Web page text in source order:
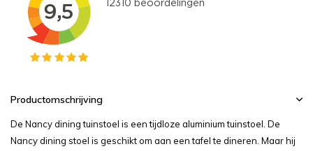
Productomschrijving
De Nancy dining tuinstoel is een tijdloze aluminium tuinstoel. De
Nancy dining stoel is geschikt om aan een tafel te dineren. Maar hij